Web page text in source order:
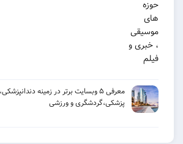
معرفی ۵ وبسایت برتر در زمینه دندانپزشکی،
پزشکی،گردشگری و ورزشی